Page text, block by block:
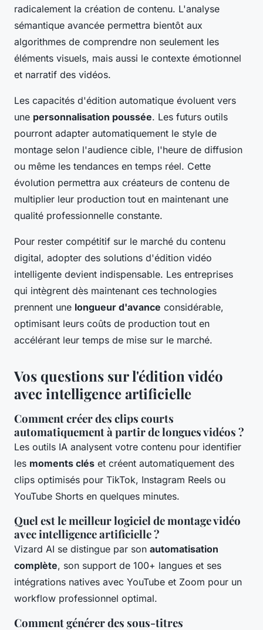
radicalement la création de contenu. L'analyse
sémantique avancée permettra bientôt aux
algorithmes de comprendre non seulement les
éléments visuels, mais aussi le contexte émotionnel
et narratif des vidéos.
Les capacités d'édition automatique évoluent vers
une personnalisation poussée. Les futurs outils
pourront adapter automatiquement le style de
montage selon l'audience cible, l'heure de diffusion
ou même les tendances en temps réel. Cette
évolution permettra aux créateurs de contenu de
multiplier leur production tout en maintenant une
qualité professionnelle constante.
Pour rester compétitif sur le marché du contenu
digital, adopter des solutions d'édition vidéo
intelligente devient indispensable. Les entreprises
qui intègrent dès maintenant ces technologies
prennent une longueur d'avance considérable,
optimisant leurs coûts de production tout en
accélérant leur temps de mise sur le marché.
Vos questions sur l'édition vidéo
avec intelligence artificielle
Comment créer des clips courts
automatiquement à partir de longues vidéos ?
Les outils IA analysent votre contenu pour identifier
les moments clés et créent automatiquement des
clips optimisés pour TikTok, Instagram Reels ou
YouTube Shorts en quelques minutes.
Quel est le meilleur logiciel de montage vidéo
avec intelligence artificielle ?
Vizard AI se distingue par son automatisation
complète, son support de 100+ langues et ses
intégrations natives avec YouTube et Zoom pour un
workflow professionnel optimal.
Comment générer des sous-titres